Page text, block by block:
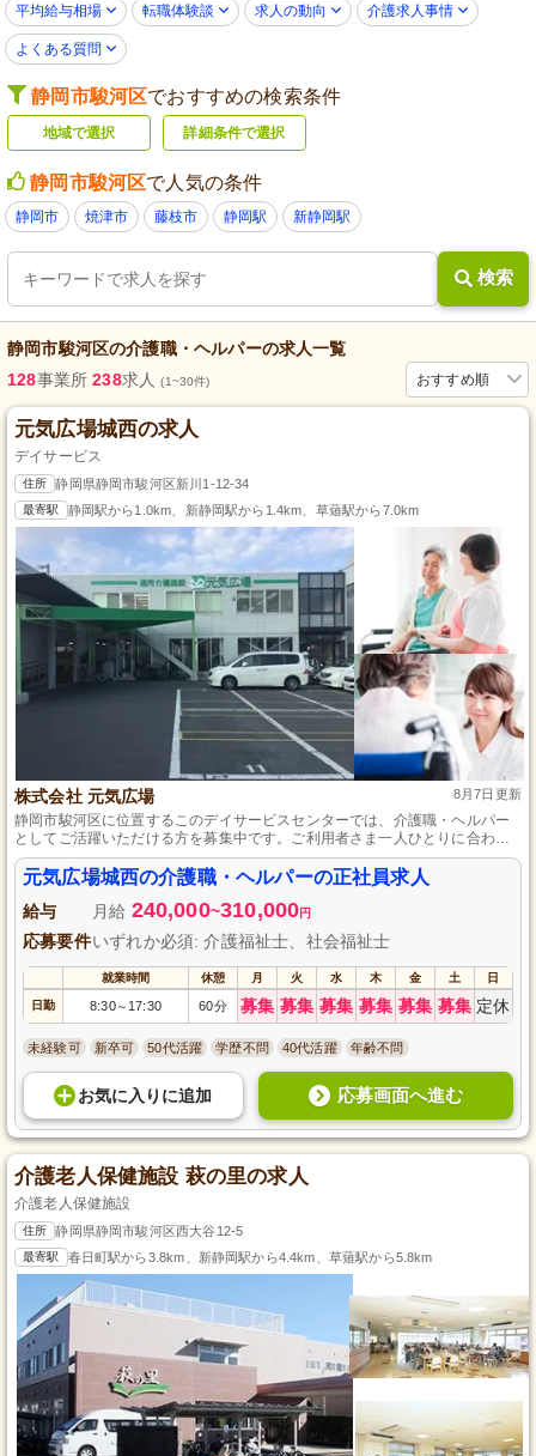
平均給与相場 転職体験談 求人の動向 介護求人事情
よくある質問
静岡市駿河区でおすすめの検索条件
地域で選択 詳細条件で選択
静岡市駿河区で人気の条件
静岡市 焼津市 藤枝市 静岡駅 新静岡駅
検索
静岡市駿河区の介護職・ヘルパーの求人一覧
おすすめ順
128事業所 238求人(1~30件)
元気広場城西の求人
デイサービス
住所 静岡県静岡市駿河区新川1-12-34
最寄駅 静岡駅から1.0km、新静岡駅から1.4km、草薙駅から7.0km
株式会社 元気広場 8月7日更新
静岡市駿河区に位置するこのデイサービスセンターでは、介護職・ヘルパー
としてご活躍いただける方を募集中です。ご利用者さま一人ひとりに合わせ
た介護で、自立を目指すサポートを行っています。資格取得支援制度がある
ため、スキルアップを目指す方にも最適です。また、ご利用者さまが毎日を
楽しみながら過ごせるような環境作りにも力を入れています。
元気広場城西の介護職・ヘルパーの正社員求人
給与 月給 240,000~310,000円
応募要件いずれか必須: 介護福祉士、社会福祉士
就業時間 休憩 月 火 水 木 金 土 日
日勤 8:30～ 17:30 60分 募集 募集 募集 募集 募集 募集 定休
未経験可 新卒可 50代活躍 学歴不問 40代活躍 年齢不問
お気に入り に追加 応募画面へ進む
介護老人保健施設 萩の里の求人
介護老人保健施設
住所 静岡県静岡市駿河区西大谷12-5
最寄駅 春日町駅から3.8km、新静岡駅から4.4km、草薙駅から5.8km